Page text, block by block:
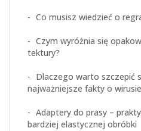
Co musisz wiedzieć o
Czym wyróżnia się
tektury?
Dlaczego warto szczepić
najważniejsze fakty o
Adaptery do prasy –
bardziej elastycznej obróbki